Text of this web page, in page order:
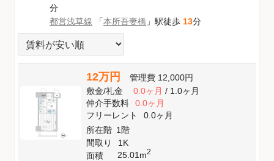
分
都営浅草線 「本所吾妻橋 」駅徒歩 13分
12万円 管理費 12,000円
敷金/礼金 0.0ヶ月/ 1.0ヶ月
仲介手数料
0.0ヶ月
フリーレント
0.0ヶ月
所在階 1階
間取り
1K
面積
25.01m2